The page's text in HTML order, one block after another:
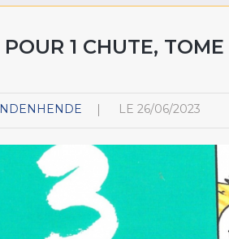
POUR 1 CHUTE, TOME
LE 26/06/2023